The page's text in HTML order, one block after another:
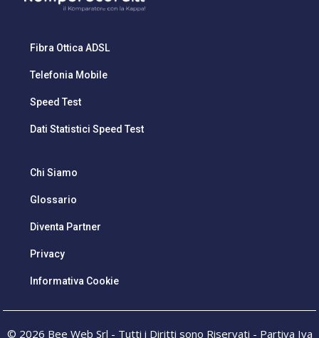
Fibra Ottica ADSL
Telefonia Mobile
Speed Test
Dati Statistici Speed Test
Chi Siamo
Glossario
Diventa Partner
Privacy
Informativa Cookie
© 2026 Bee Web Srl - Tutti i Diritti sono Riservati - Partiva Iva